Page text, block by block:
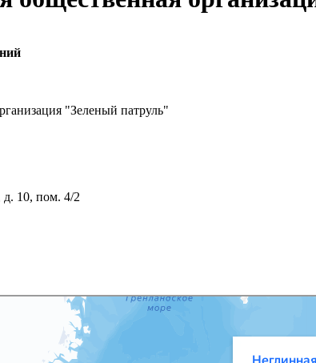
"Зеленый патруль"
д. 10, пом. 4/2